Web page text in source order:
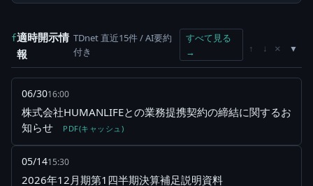
f適時開示情
報
TDnet 直近15件 / AI要約
付き
すべて見る
→
↑ ↓ ×
06/3016:00
株式会社HUMANLIFEとの業務提携契約の締結に関するお
知らせ
PDF(キャッシュ)
05/1415:30
2026年12月期第1四半期決算補足説明資料